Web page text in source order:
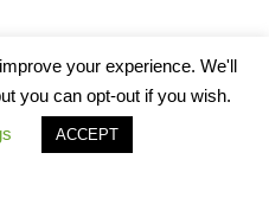
your experience. We'll
you can opt-out if you wish.
ACCEPT